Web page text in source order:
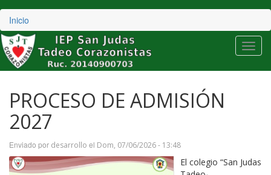
Pasar
contenido
principal
Inicio
PROCESO DE ADMISIÓN
2027
Enviado por desarrollo el Dom, 07/06/2026 - 13:48
El colegio “San Judas